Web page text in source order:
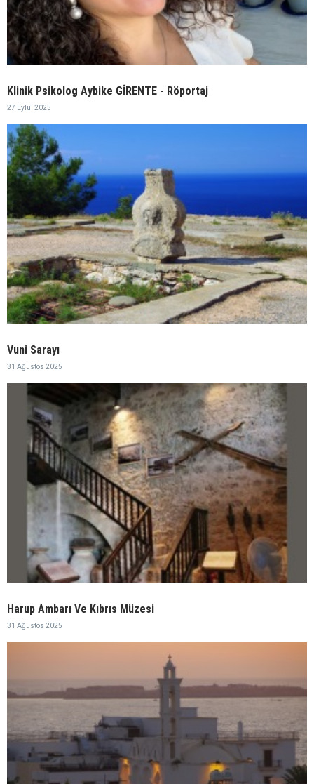
Klinik Psikolog Aybike GİRENTE - Röportaj
27 Eylül 2025
Vuni Sarayı
31 Ağustos 2025
Harup Ambarı Ve Kıbrıs Müzesi
31 Ağustos 2025